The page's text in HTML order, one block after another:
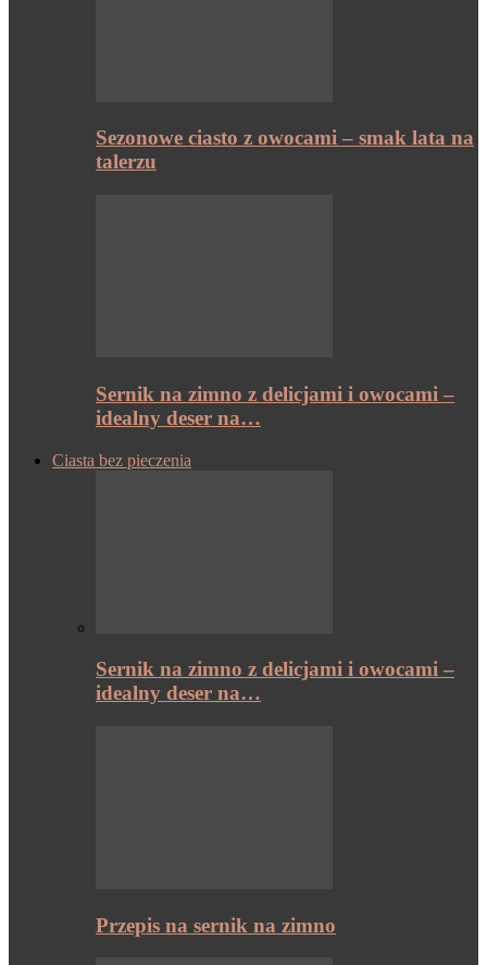
Sezonowe ciasto z owocami – smak lata na
talerzu
Sernik na zimno z delicjami i owocami –
idealny deser na…
Ciasta bez pieczenia
Sernik na zimno z delicjami i owocami –
idealny deser na…
Przepis na sernik na zimno